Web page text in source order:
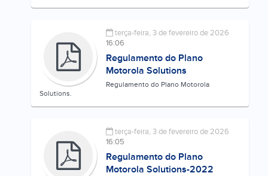
terça-feira, 3 de fevereiro de 2026
16:06
Regulamento do Plano
Motorola Solutions
Regulamento do Plano Motorola
Solutions.
terça-feira, 3 de fevereiro de 2026
16:05
Regulamento do Plano
Motorola Solutions-2022